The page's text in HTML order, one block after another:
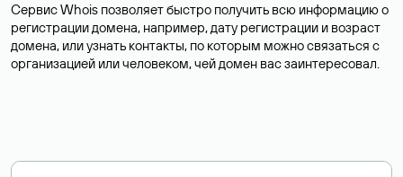
Сервис Whois позволяет быстро получить всю информацию о
регистрации домена, например, дату регистрации и возраст
домена, или узнать контакты, по которым можно связаться с
организацией или человеком, чей домен вас заинтересовал.